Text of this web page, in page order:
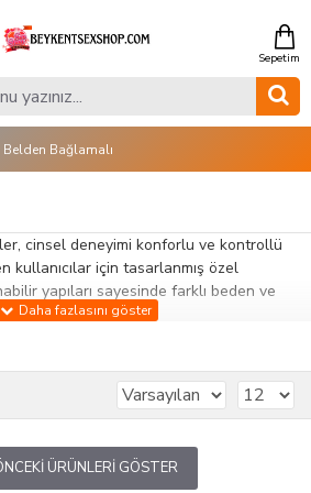
Belden Bağlamalı
cinsel deneyimi konforlu ve kontrollü
kullanıcılar için tasarlanmış özel
yapıları sayesinde farklı beden ve
seçenekler sunar.
ve fantezi ekipmanları içerir. Dayanıklı ve
üretilmiş olmaları, güvenli ve rahat
tasarımlar, hem bireysel kullanım hem
partnerle etkileşimi artırmak ve fantezi
ÜRÜNLERI GÖSTER